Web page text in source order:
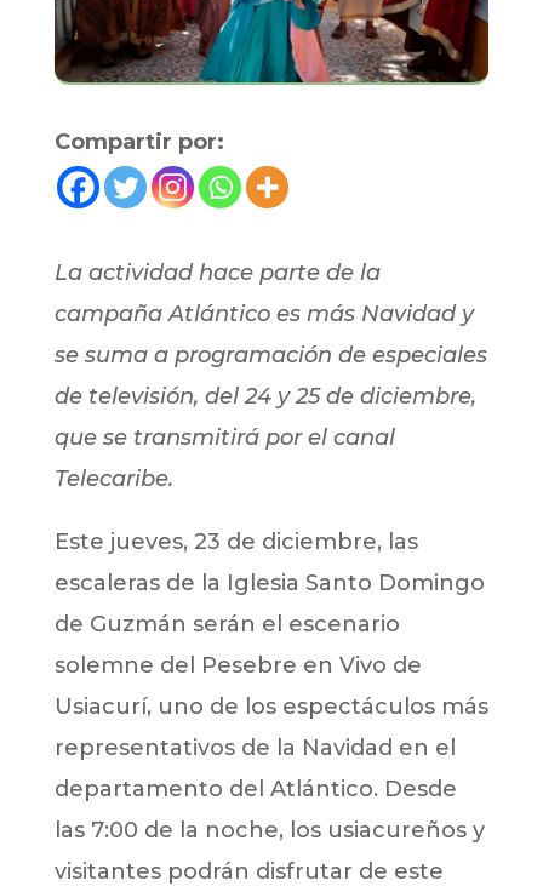
Compartir por:
La actividad hace parte de la
campaña Atlántico es más Navidad y
se suma a programación de especiales
de televisión, del 24 y 25 de diciembre,
que se transmitirá por el canal
Telecaribe.
Este jueves, 23 de diciembre, las
escaleras de la Iglesia Santo Domingo
de Guzmán serán el escenario
solemne del Pesebre en Vivo de
Usiacurí, uno de los espectáculos más
representativos de la Navidad en el
departamento del Atlántico. Desde
las 7:00 de la noche, los usiacureños y
visitantes podrán disfrutar de este